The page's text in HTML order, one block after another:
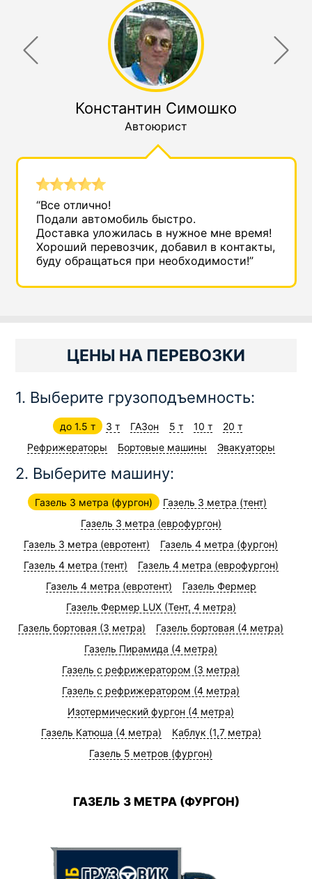
Константин Симошко
Автоюрист
“Все отлично!
Подали автомобиль быстро.
Доставка уложилась в нужное мне время!
Хороший перевозчик, добавил в контакты,
буду обращаться при необходимости!”
ЦЕНЫ НА ПЕРЕВОЗКИ
1. Выберите грузоподъемность:
до 1.5 т 3 т ГАЗон 5 т 10 т
20 т
Рефрижераторы
Бортовые машины Эвакуаторы
2. Выберите машину:
Газель 3 метра (фургон)
Газель 3 метра (тент)
Газель 3 метра (еврофургон)
Газель 3 метра (евротент)
Газель 4 метра (фургон)
Газель 4 метра (тент)
Газель 4 метра (еврофургон)
Газель 4 метра (евротент)
Газель Фермер
Газель Фермер LUX (Тент, 4 метра)
Газель бортовая (3 метра)
Газель бортовая (4 метра)
Газель Пирамида (4 метра)
Газель с рефрижератором (3 метра)
Газель с рефрижератором (4 метра)
Изотермический фургон (4 метра)
Газель Катюша (4 метра)
Каблук (1,7 метра)
Газель 5 метров (фургон)
ГАЗЕЛЬ 3 МЕТРА (ФУРГОН)